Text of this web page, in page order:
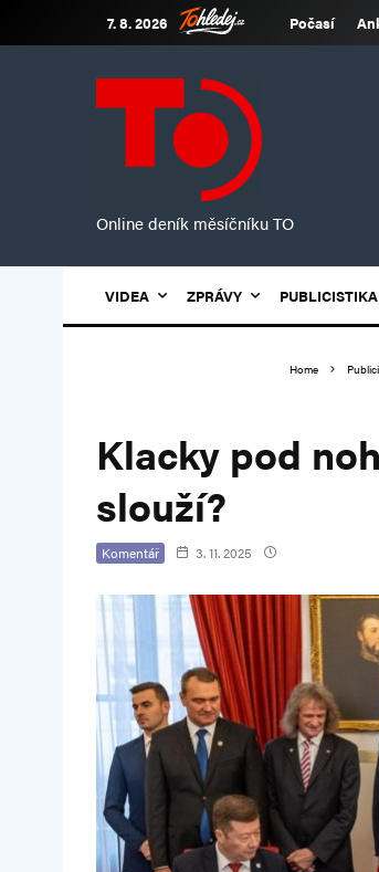
7. 8. 2026 Počasí
Online deník měsíčníku TO
VIDEA ZPRÁVY PUBLICISTIKA
Home
Klacky pod
slouží?
Komentář 3. 11. 2025